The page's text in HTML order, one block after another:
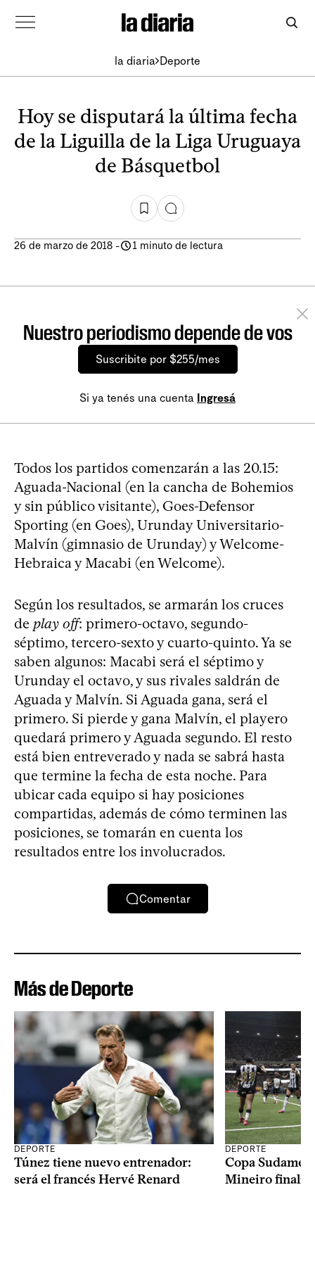
la diaria Deporte
Hoy se disputará la última fecha
de la Liguilla de la Liga Uruguaya
de Básquetbol
26 de marzo de 2018 - 1 minuto de lectura
Nuestro periodismo depende de vos
Suscribite por $255/mes
Si ya tenés una cuenta Ingresá
Todos los partidos comenzarán a las 20.15:
Aguada-Nacional (en la cancha de Bohemios
y sin público visitante), Goes-Defensor
Sporting (en Goes), Urunday Universitario-
Malvín (gimnasio de Urunday) y Welcome-
Hebraica y Macabi (en Welcome).
Según los resultados, se armarán los cruces
de play off: primero-octavo, segundo-
séptimo, tercero-sexto y cuarto-quinto. Ya se
saben algunos: Macabi será el séptimo y
Urunday el octavo, y sus rivales saldrán de
Aguada y Malvín. Si Aguada gana, será el
primero. Si pierde y gana Malvín, el playero
quedará primero y Aguada segundo. El resto
está bien entreverado y nada se sabrá hasta
que termine la fecha de esta noche. Para
ubicar cada equipo si hay posiciones
compartidas, además de cómo terminen las
posiciones, se tomarán en cuenta los
resultados entre los involucrados.
Comentar
Más de Deporte
DEPORTE
Túnez tiene nuevo entrenador:
será el francés Hervé Renard
DEPORTE
Copa
Mineiro